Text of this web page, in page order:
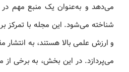
می‌دهد و به‌عنوان یک منبع مهم
شناخته می‌شود. این مجله با تمرکز
و ارزش علمی بالا هستند، به انتشار
می‌پردازد. در این بخش، به برخی